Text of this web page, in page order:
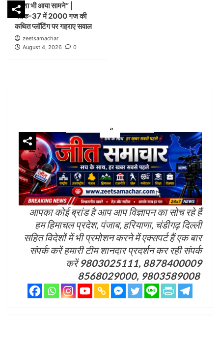
4
FLASH
डम्मी निगम सदन लगाकर भाजपा का निगम प्रशासन पर हमला,
भेदभाव और भ्रष्टाचार के लगाए आरोप
नक्शा भी आया सामने” |
ब्लॉक-37 में 2000 गज की
कथित प्लॉटिंग पर गहराए सवाल
zeetsamachar
August 4, 2026
0
आपका कोई ब्रांड है आप आप विज्ञापन का सोच रहे हैं
हम हिमाचल प्रदेश, पंजाब, हरियाणा, चंडीगढ़ दिल्ली
सहित विदेशों में भी प्रमोशन करने में एक्सपर्ट हैं एक बार
संपर्क करें हमारी टीम शानदार प्रदर्शन कर रही संपर्क
करें9803025111, 8878400009
8568029000, 9803589008